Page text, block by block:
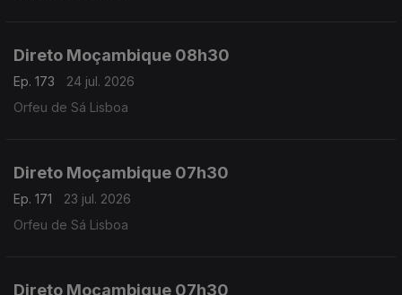
Direto Moçambique 08h30
Ep. 173
24 jul. 2026
Orfeu de Sá Lisboa
Direto Moçambique 07h30
Ep. 171
23 jul. 2026
Orfeu de Sá Lisboa
Direto Moçambique 07h30